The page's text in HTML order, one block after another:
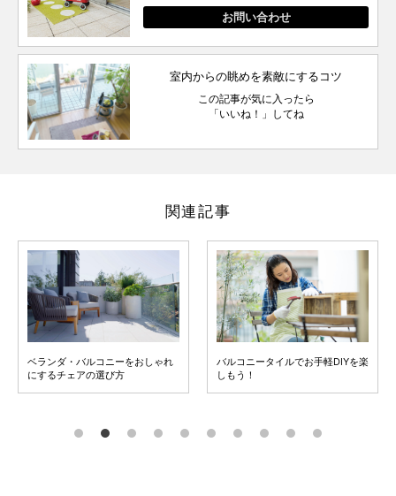
お問い合わせ
室内からの眺めを素敵にするコツ
この記事が気に入ったら
「いいね！」してね
関連記事
ベランダ・バルコニーをおしゃれ
にするチェアの選び方
バルコニータイルでお手軽DIYを楽
しもう！